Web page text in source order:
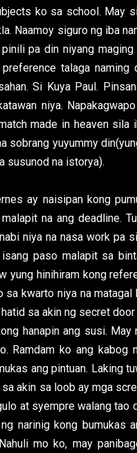
ko sa school. May
Naamoy siguro ng iba
pa din niyang
talaga naming
Si Kuya Paul.
niya.
made in heaven
sobrang yuyummy
susunod na istorya).
ay naisipan kong
na ang deadline.
niya na nasa work pa
isang paso malapit sa
yung hinihiram kong
sa kwarto niya na
sa akin ng secret door
hanapin ang susi.
Ramdam ko ang kabog
ang pintuan. Laking
sa akin sa loob ay mga
at syempre walang tao
narinig kong bumukas
mo ko, may